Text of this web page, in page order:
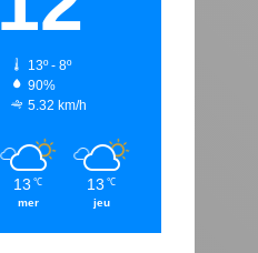
13º - 8º
90%
5.32 km/h
13 ℃
mer
13 ℃
jeu